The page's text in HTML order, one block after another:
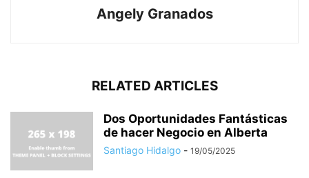
Angely Granados
RELATED ARTICLES
Dos Oportunidades Fantásticas
de hacer Negocio en Alberta
Santiago Hidalgo - 19/05/2025